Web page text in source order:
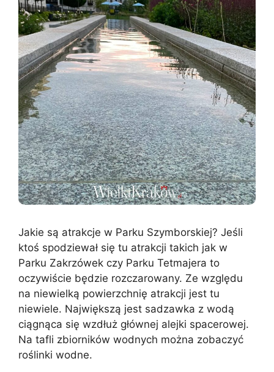
Jakie są atrakcje w Parku Szymborskiej? Jeśli
ktoś spodziewał się tu atrakcji takich jak w
Parku Zakrzówek czy Parku Tetmajera to
oczywiście będzie rozczarowany. Ze względu
na niewielką powierzchnię atrakcji jest tu
niewiele. Największą jest sadzawka z wodą
ciągnąca się wzdłuż głównej alejki spacerowej.
Na tafli zbiorników wodnych można zobaczyć
roślinki wodne.